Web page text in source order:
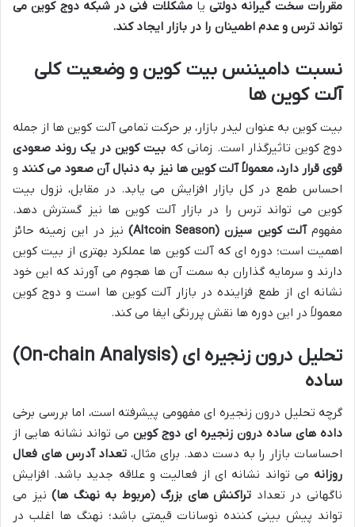
مقررات سخت گیرانه دولتییامشکلات فنی در شبکه دوج کوین می
تواند ترس و عدم اطمینان را در بازار ایجاد کند.
نسبت دامیننس بیت کوین و وضعیت کلی
آلت کوین ها
بیت کوین به عنوان لیدر بازار، بر حرکت تمامی آلت کوین ها از جمله
دوج کوین تاثیرگذار است. زمانی که بیت کوین در یک روند صعودی
قوی قرار دارد، معمولاً آلت کوین ها نیز به دنبال آن صعود می کنندو
احساس طمع در کل بازار افزایش می یابد. در مقابل، نزول بیت
کوین می تواند ترس را در بازار آلت کوین ها نیز گسترش دهد.
مفهومآلت کوین سیزن (Altcoin Season)
نیز در این زمینه حائز
اهمیت است؛ دوره ای که آلت کوین ها عملکرد بهتری از بیت کوین
دارند و سرمایه گذاران به سمت آن ها هجوم می آورند که این خود
نشانه ای از طمع فزاینده در بازار آلت کوین ها است و دوج کوین
معمولاً در این دوره ها نقش پررنگی ایفا می کند.
تحلیل درون زنجیره ای (On-chain Analysis)
ساده
گرچه تحلیل درون زنجیره ای مفهومی پیشرفته است، اما بررسی برخی
داده های ساده درون زنجیره ای دوج کوین می تواند نشانه هایی از
احساسات بازار را به دست دهد. برای مثال، تعداد آدرس های فعال
روزانه می تواند نشانه ای از فعالیت و علاقه جدید باشد. افزایش
ناگهانی در تعداد تراکنش های بزرگ (مربوط به نهنگ ها)نیز می
تواند پیش بینی کننده نوسانات قیمتی باشد؛ نهنگ ها اغلب در